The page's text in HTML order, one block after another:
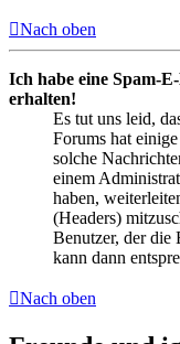
Nach oben
Ich habe eine Spam-
erhalten!
Es tut uns leid,
Forums hat
solche
einem
haben,
(Headers)
Benutzer, der
kann dann
Nach oben